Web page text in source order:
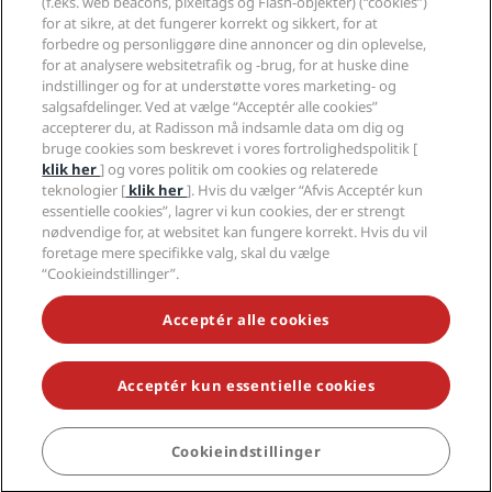
Familievenlige hoteller
Sundhed og sikkerhed
Karriere i RHG
Karriere i PPHE
Karrierer EHL
The Club by RHG
Udviklingsmuligheder
Ansvarlig virksomhed
Indkøb
Fortrolighedscenter
Juridiske oplysninger
Radisson Rewards vilkår og betingelser
Aftale vedrørende brug af hjemmesiden
Digital tilgængelighed
Erklæring om moderne slaveri
Hjælp
Advarsler til forbrugere
Kontakt
Ofte stillede spørgsmål
Sitemap
Sociale medier
Radisson Hotels-brands
GÅ ALDRIG GLIP AF VORES MEST POPULÆRE TILBUD
© 2026 Radisson Hotel Group.Alle rettigheder forbeholdes. RHG
Radisson Hotel Group, Radisson, Radisson RED, Radisson Blu, Radisson
Collection, Radisson Individuals, Park Plaza, Park Inn, Country Inn &
Suites, Prize by Radisson, Radisson Rewards og Radisson Meetings er
varemærker tilhørende Radisson Hotel Group.
for at sikre, at det fungerer korrekt og sikkert, for at
forbedre og personliggøre dine annoncer og din oplevelse,
for at analysere websitetrafik og -brug, for at huske dine
indstillinger og for at understøtte vores marketing- og
salgsafdelinger. Ved at vælge “Acceptér alle cookies”
accepterer du, at Radisson må indsamle data om dig og
bruge cookies som beskrevet i vores fortrolighedspolitik [
klik her] og vores politik om cookies og relaterede
teknologier [ klik her]. Hvis du vælger “Afvis Acceptér kun
essentielle cookies”, lagrer vi kun cookies, der er strengt
nødvendige for, at websitet kan fungere korrekt. Hvis du vil
foretage mere specifikke valg, skal du vælge
“Cookieindstillinger”.
Acceptér alle cookies
Acceptér kun essentielle cookies
Cookieindstillinger